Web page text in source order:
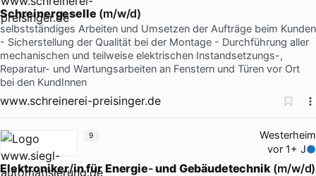
Schreinergeselle (m/w/d)
selbstständiges Arbeiten und Umsetzen der Aufträge beim Kunden
- Sicherstellung der Qualität bei der Montage - Durchführung aller
mechanischen und teilweise elektrischen Instandsetzungs-,
Reparatur- und Wartungsarbeiten an Fenstern und Türen vor Ort
bei den KundInnen
www.schreinerei-preisinger.de
Westerheim
vor 1+ J
Elektroniker/infür Energie-und Gebäudetechnik (m/w/d)
9